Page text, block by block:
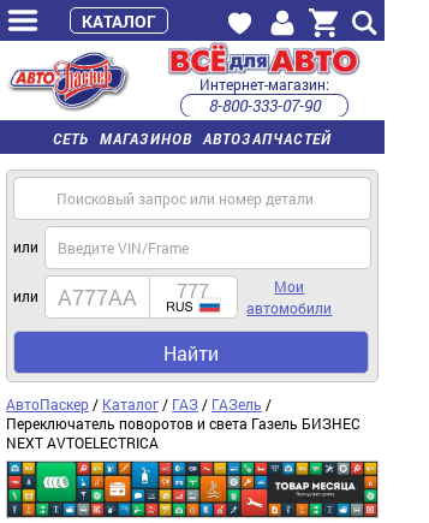
СЕТЬ МАГАЗИНОВ АВТОЗАПЧАСТЕЙ
Интернет-магазин:
8-800-333-07-90
часы работы с 9:00 до 22:00 (пн-пт)
или
или
Мои
автомобили
Найти
АвтоПаскер / Каталог / ГАЗ / ГАЗель /
Переключатель поворотов и света Газель БИЗНЕС
NEXT AVTOELECTRICA
КАТАЛОГ